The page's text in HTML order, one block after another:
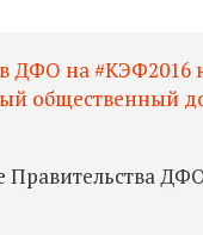
ДФО на
общественный